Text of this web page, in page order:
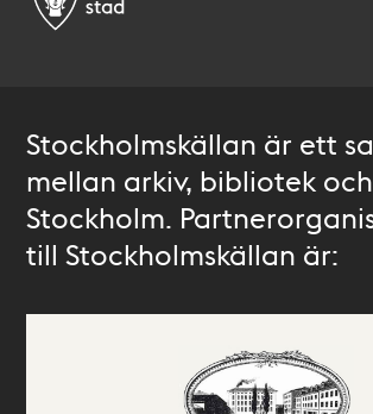
Stockholmskällan är ett
mellan arkiv, bibliotek
Stockholm.
till Stockholmskällan är: